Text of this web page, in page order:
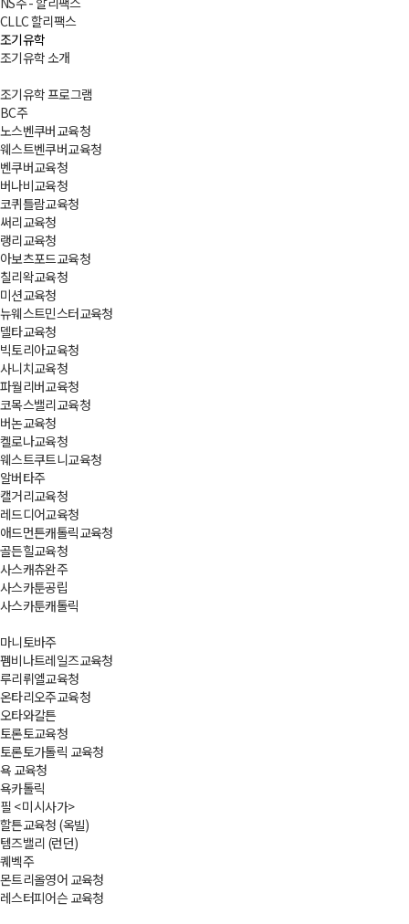
CLLC 할리팩스
조기유학
조기유학 소개
조기유학 프로그램
BC주
노스벤쿠버교육청
웨스트벤쿠버교육청
벤쿠버교육청
버나비교육청
코퀴틀람교육청
써리교육청
랭리교육청
아보츠포드교육청
칠리왁교육청
미션교육청
뉴웨스트민스터교육청
델타교육청
빅토리아교육청
사니치교육청
파월리버교육청
코목스밸리교육청
버논교육청
켈로나교육청
웨스트쿠트니교육청
알버타주
캘거리교육청
레드디어교육청
애드먼튼캐톨릭교육청
골든힐교육청
사스캐츄완주
사스카툰공립
사스카툰캐톨릭
마니토바주
펨비나트레일즈교육청
루리뤼엘교육청
온타리오주교육청
오타와칼튼
토론토교육청
토론토가톨릭 교육청
욕 교육청
욕카톨릭
필 < 미시사가>
할튼교육청 (옥빌)
템즈밸리 (런던)
퀘벡주
몬트리올영어 교육청
레스터피어슨 교육청